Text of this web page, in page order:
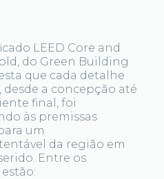
LEED Core and
do Green Building
que cada detalhe
a concepção até
final, foi
às premissas
um
da região em
Entre os